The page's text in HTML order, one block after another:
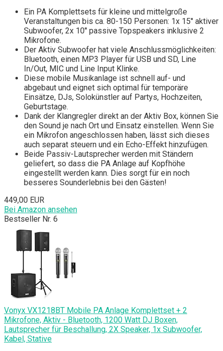
Ein PA Komplettsets für kleine und mittelgroße
Veranstaltungen bis ca. 80-150 Personen: 1x 15'' aktiver
Subwoofer, 2x 10'' passive Topspeakers inklusive 2
Mikrofone.
Der Aktiv Subwoofer hat viele Anschlussmöglichkeiten:
Bluetooth, einen MP3 Player für USB und SD, Line
In/Out, MIC und Line Input Klinke.
Diese mobile Musikanlage ist schnell auf- und
abgebaut und eignet sich optimal für temporäre
Einsätze, DJs, Solokünstler auf Partys, Hochzeiten,
Geburtstage.
Dank der Klangregler direkt an der Aktiv Box, können Sie
den Sound je nach Ort und Einsatz einstellen. Wenn Sie
ein Mikrofon angeschlossen haben, lässt sich dieses
auch separat steuern und ein Echo-Effekt hinzufügen.
Beide Passiv-Lautsprecher werden mit Ständern
geliefert, so dass die PA Anlage auf Kopfhöhe
eingestellt werden kann. Dies sorgt für ein noch
besseres Sounderlebnis bei den Gästen!
449,00 EUR
Bei Amazon ansehen
Bestseller Nr. 6
Vonyx VX1218BT Mobile PA Anlage Komplettset + 2
Mikrofone, Aktiv - Bluetooth, 1200 Watt DJ Boxen,
Lautsprecher für Beschallung, 2X Speaker, 1x Subwoofer,
Kabel, Stative